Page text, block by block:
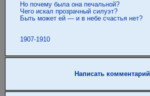
Но почему была она печальной?
Чего искал прозрачный силуэт?
Быть может ей — и в небе счастья нет?
Написать комментарий